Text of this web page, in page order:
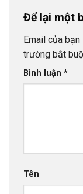
Để lại một
Email của
trường bắt
Bình luận *
Tên